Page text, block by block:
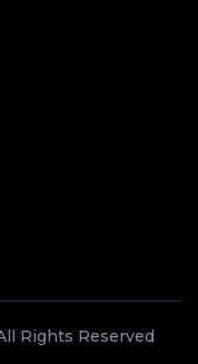
Rights Reserved